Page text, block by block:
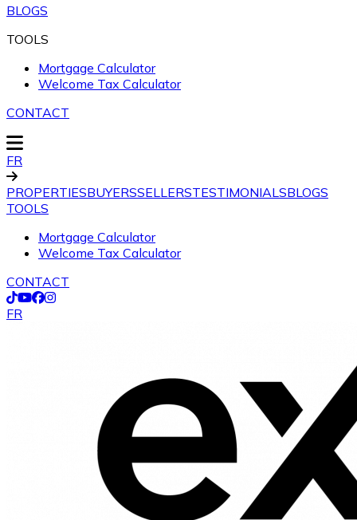
BLOGS
TOOLS
Mortgage Calculator
Welcome Tax Calculator
CONTACT
FR
PROPERTIESBUYERSSELLERSTESTIMONIALSBLOGS
TOOLS
Mortgage Calculator
Welcome Tax Calculator
CONTACT
FR